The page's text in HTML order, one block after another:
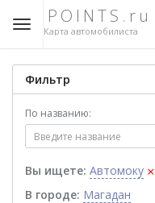
POINTS.ru
Карта автомобилиста
Фильтр
По названию:
Вы ищете: Автомоку ×
В городе: Магадан